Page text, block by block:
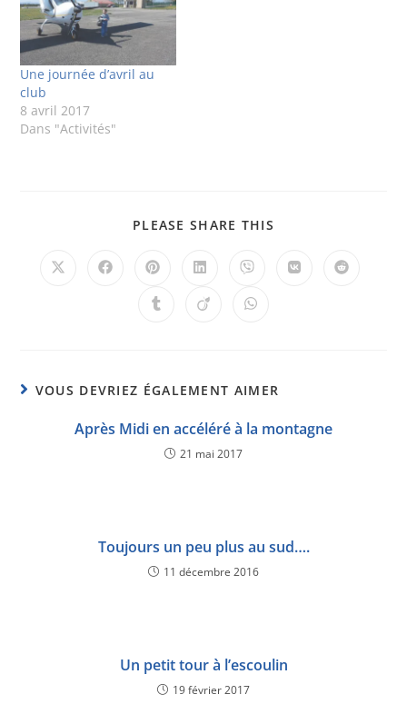
Une journée d’avril au
club
8 avril 2017
Dans "Activités"
PLEASE SHARE THIS
VOUS DEVRIEZ ÉGALEMENT AIMER
Après Midi en accéléré à la montagne
21 mai 2017
Toujours un peu plus au sud….
11 décembre 2016
Un petit tour à l’escoulin
19 février 2017